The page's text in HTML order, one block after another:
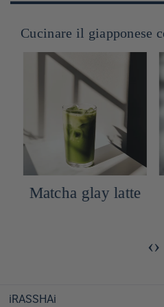
Cucinare il giapponese
Matcha glay latte
‹›
iRASSHAi